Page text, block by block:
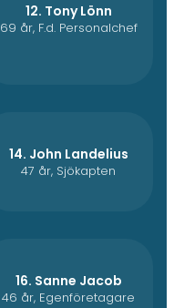
12. Tony Lönn
69 år, F.d. Personalchef
14. John Landelius
47 år, Sjökapten
16. Sanne Jacob
46 år, Egenföretagare